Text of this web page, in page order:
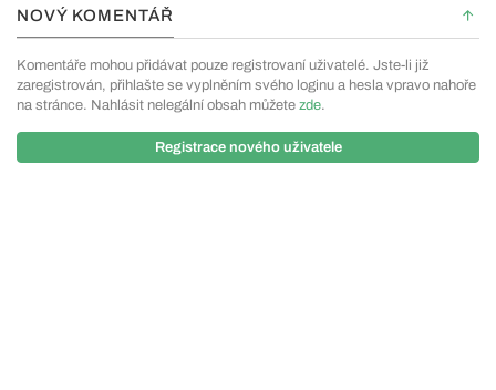
NOVÝ KOMENTÁŘ
Komentáře mohou přidávat pouze registrovaní uživatelé. Jste-li již
zaregistrován, přihlašte se vyplněním svého loginu a hesla vpravo nahoře
na stránce. Nahlásit nelegální obsah můžete zde.
Registrace nového uživatele